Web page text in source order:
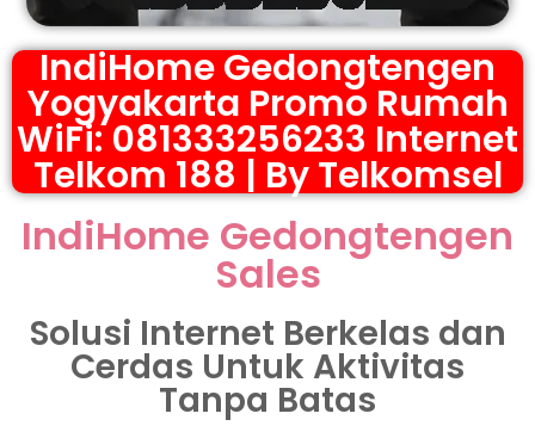
IndiHome Gedongtengen
Yogyakarta Promo Rumah
WiFi: 081333256233 Internet
Telkom 188 | By Telkomsel
IndiHome Gedongtengen
Sales
Solusi Internet Berkelas dan
Cerdas Untuk Aktivitas
Tanpa Batas